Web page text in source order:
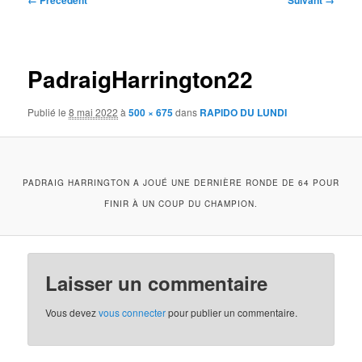
PadraigHarrington22
Publié le8 mai 2022 à500 × 675dans RAPIDO DU LUNDI
PADRAIG HARRINGTON A JOUÉ UNE DERNIÈRE RONDE DE 64 POUR
FINIR À UN COUP DU CHAMPION.
Laisser un commentaire
Vous devezvous connecterpour publier un commentaire.